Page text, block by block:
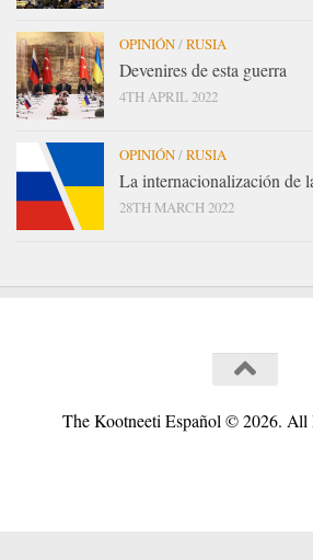
OPINIÓN/RUSIA
Devenires de esta guerra
4TH APRIL 2022
OPINIÓN/RUSIA
La internacionalización de
28TH MARCH 2022
The Kootneeti Español © 2026. All